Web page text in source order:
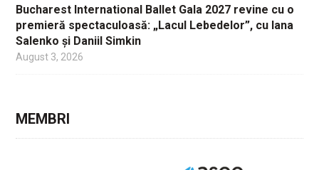
Bucharest International Ballet Gala 2027 revine cu o
premieră spectaculoasă: „Lacul Lebedelor”, cu Iana
Salenko și Daniil Simkin
August 3, 2026
MEMBRI